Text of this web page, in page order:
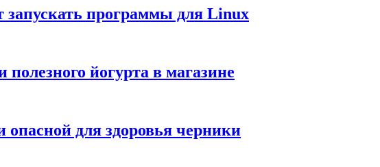
программы для Linux
полезного йогурта в магазине
опасной для здоровья черники